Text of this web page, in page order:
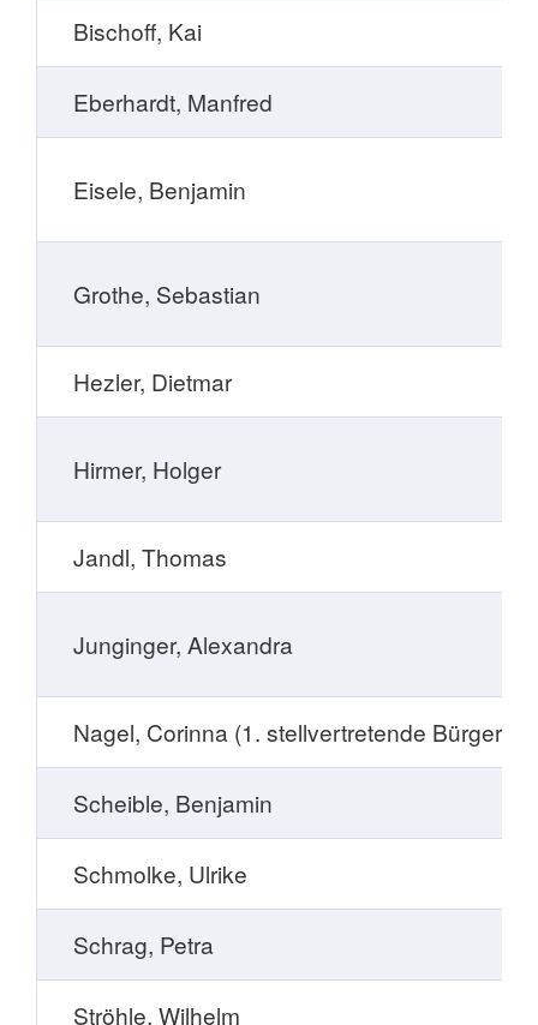
Bischoff, Kai
Eberhardt, Manfred
Eisele, Benjamin
Grothe, Sebastian
Hezler, Dietmar
Hirmer, Holger
Jandl, Thomas
Junginger, Alexandra
Nagel, Corinna (1. stellvertretende
Scheible, Benjamin
Schmolke, Ulrike
Schrag, Petra
Ströhle, Wilhelm